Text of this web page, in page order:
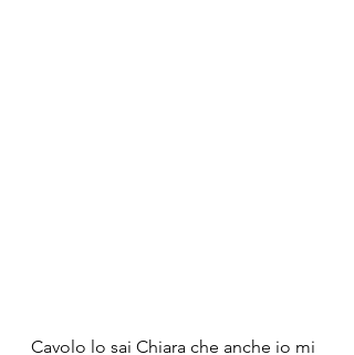
Cavolo lo sai Chiara che anche io mi